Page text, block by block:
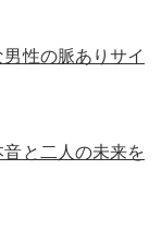
性の脈ありサイ
と二人の未来を